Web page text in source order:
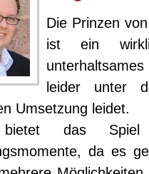
Die Prinzen
ist ein
leider unter
Umsetzung leidet.
bietet das
da es